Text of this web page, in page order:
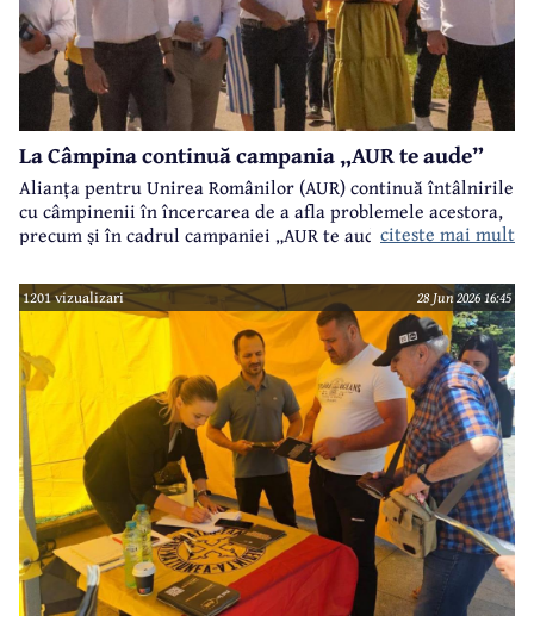
La Câmpina continuă campania „AUR te aude”
Alianța pentru Unirea Românilor (AUR) continuă întâlnirile
cu câmpinenii în încercarea de a afla problemele acestora,
precum și în cadrul campaniei „AUR te aude”.citeste mai mult
1201 vizualizari 28 Jun 2026 16:45